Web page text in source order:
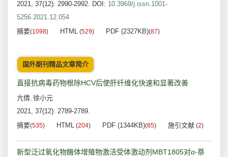
2021, 37(12): 2990-2992. DOI: 10.3969/j.issn.1001-
5256.2021.12.054
摘要(1098) HTML (529) PDF (2327KB)(87)
国外期刊精品文章简介
直接抗病毒药物根除HCV后使肝纤维化快速和显著改善
亢倩, 徐小元
2021, 37(12): 2789-2789.
摘要(535) HTML (204) PDF (1344KB)(85) 施引文献 (2)
新型泛过氧化物酶体增殖物激活受体激动剂MBT1805对α-萘